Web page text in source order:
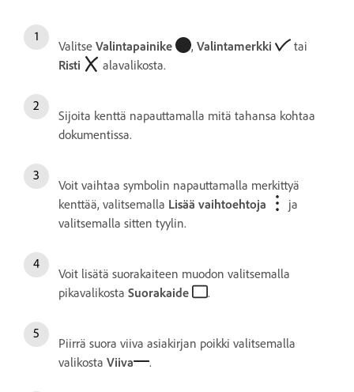
Valitse Valintapainike , Valintamerkki
tai
Risti
alavalikosta.
Sijoita kenttä napauttamalla mitä tahansa kohtaa
dokumentissa.
Voit vaihtaa symbolin napauttamalla merkittyä
kenttää, valitsemalla Lisää vaihtoehtoja
ja
valitsemalla sitten tyylin.
Voit lisätä suorakaiteen muodon valitsemalla
pikavalikosta Suorakaide .
Piirrä suora viiva asiakirjan poikki valitsemalla
valikosta Viiva .